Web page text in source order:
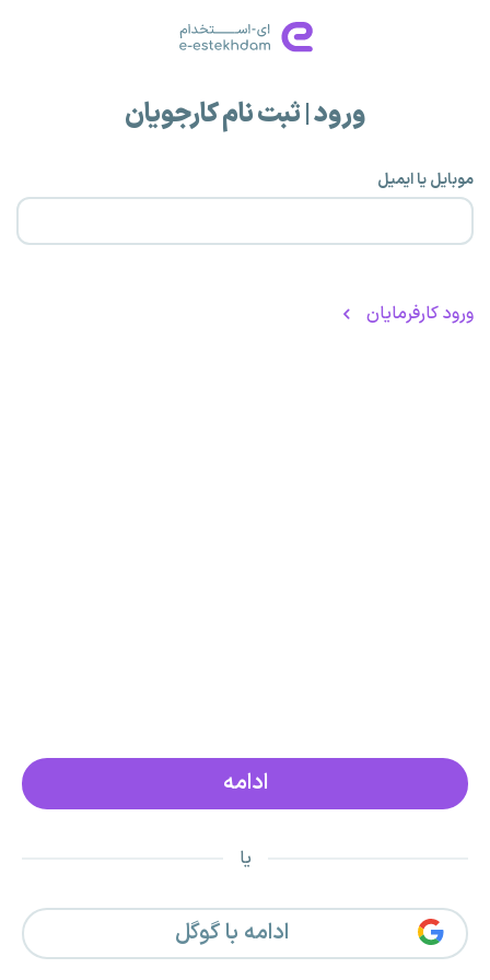
ورود | ثبت نام کارجویان
موبایل یا ایمیل
ورود کارفرمایان
یا
ادامه با گوگل